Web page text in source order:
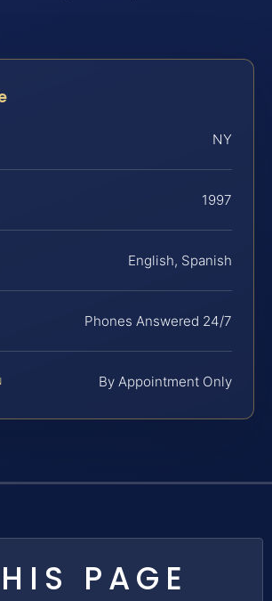
NY
1997
English, Spanish
Phones Answered 24/7
By Appointment Only
PAGE